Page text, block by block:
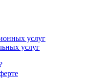
услуг
услуг